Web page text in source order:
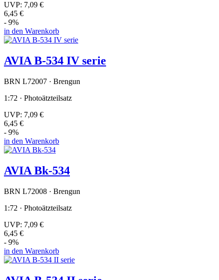
UVP: 7,09 €
6,45 €
- 9%
in den Warenkorb
AVIA B-534 IV serie
BRN L72007 · Brengun
1:72 · Photoätzteilsatz
UVP: 7,09 €
6,45 €
- 9%
in den Warenkorb
AVIA Bk-534
BRN L72008 · Brengun
1:72 · Photoätzteilsatz
UVP: 7,09 €
6,45 €
- 9%
in den Warenkorb